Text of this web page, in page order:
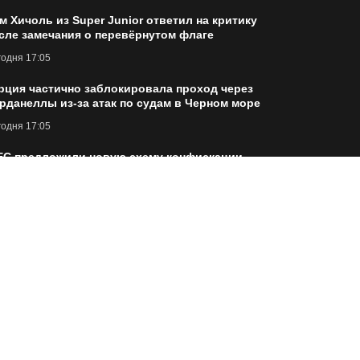
Хичоль из Super Junior ответил на критику
замечания о перевёрнутом флаге
17:05
частично заблокировала проход через
из-за атак по судам в Черном море
17:05
предложили новую схему конфискации